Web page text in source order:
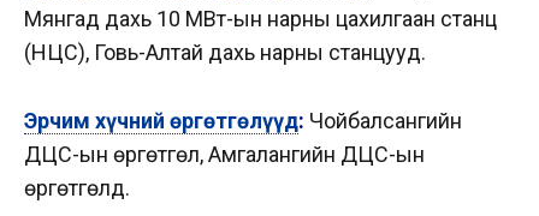
Мянгад дахь 10 МВт-ын нарны цахилгаан станц
(НЦС), Говь-Алтай дахь нарны станцууд.
Эрчим хүчний өргөтгөлүүд: Чойбалсангийн
ДЦС-ын өргөтгөл, Амгалангийн ДЦС-ын
өргөтгөлүүд.